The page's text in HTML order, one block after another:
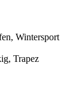
Wintersport
Trapez